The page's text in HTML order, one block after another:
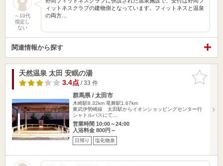
～10代
指定し
ない
ィットネスクラブの建物側となっています。フィットネスと温泉
の両方…
関連情報から探す
お気に入
りに追加
天然温泉 太田 安眠の湯
3.4点/ 33 件
群馬県 / 太田市
木崎駅8.32km 竜舞駅1.67km
東武伊勢崎線 太田駅からイオンショッピングセンター行
シャトルバスにて…
営業時間 10:00～24:00
入浴料金 800円～
日帰り 塩化物泉